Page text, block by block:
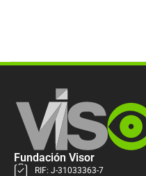
Fundación Visor
RIF: J-31033363-7